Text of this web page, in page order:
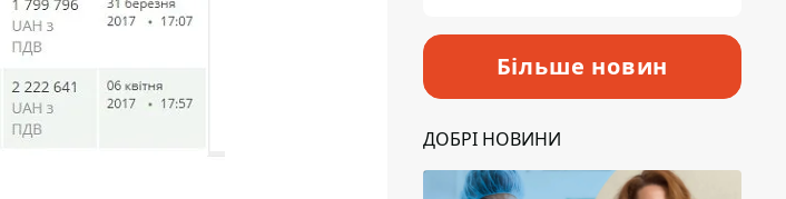
Більше новин
ДОБРІ НОВИНИ